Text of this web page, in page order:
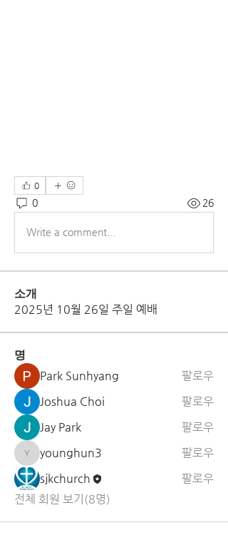
0
0 26
Write a comment...
소개
2025년 10월 26일 주일 예배
명
Park Sunhyang
팔로우
Joshua Choi
팔로우
Jay Park
팔로우
younghun3
younghun3
팔로우
sjkchurch
팔로우
전체 회원 보기(8명)